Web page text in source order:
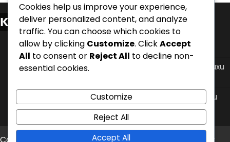
Kategorie
Polohy při spánku pro zvládání nočního refluxu
kyseliny
Protokoly časování jídel pro úlevu od nočního refluxu
Úpravy životního stylu pro zvládání nočního refluxu
kyseliny
Copyright © 2026 wfc2008.czTheme: Timely News By
Cookies help us improve your experience,
deliver personalized content, and analyze
traffic. You can choose which cookies to
allow by clicking Customize. ClickAccept
All to consent or Reject All to decline non-
essential cookies.
Customize
Reject All
Accept All